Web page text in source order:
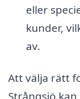
eller
kunder,
av.
Att välja rätt